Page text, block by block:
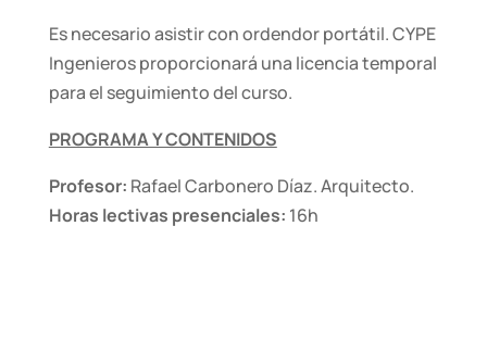
Es necesario asistir con ordendor portátil. CYPE
Ingenieros proporcionará una licencia temporal
para el seguimiento del curso.
PROGRAMA Y CONTENIDOS
Profesor: Rafael Carbonero Díaz. Arquitecto.
Horas lectivas presenciales: 16h